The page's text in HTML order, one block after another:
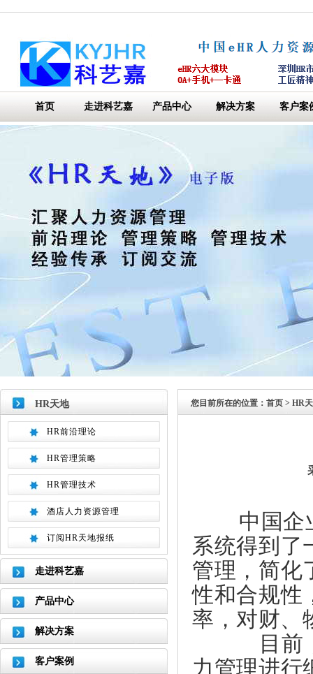
首页 走进科艺嘉 产品中心 解决方案 客户案
HR天地
HR前沿理论
HR管理策略
HR管理技术
酒店人力资源管理
订阅HR天地报纸
走进科艺嘉
产品中心
解决方案
客户案例
您目前所在的位置： 首页 > HR
中国企业
系统得到了
管理，简化
性和合规性
率，对财、
目前，大
力管理进行